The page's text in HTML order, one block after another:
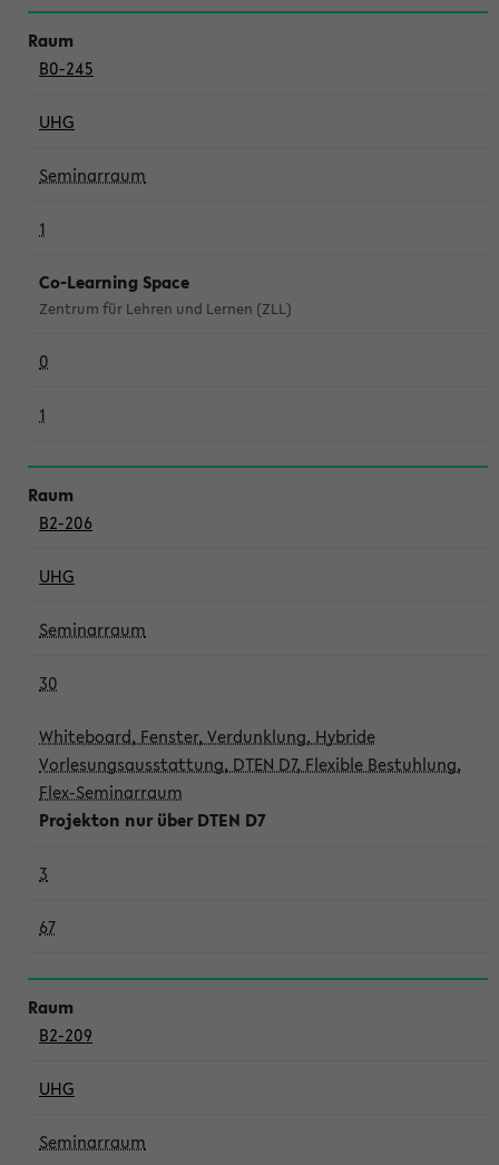
B0-245
UHG
Seminarraum
1
Co-Learning Space
Zentrum für Lehren und Lernen (ZLL)
0
1
B2-206
UHG
Seminarraum
30
Whiteboard, Fenster, Verdunklung, Hybride
Vorlesungsausstattung, DTEN D7, Flexible Bestuhlung,
Flex-Seminarraum
Projekton nur über DTEN D7
3
67
B2-209
UHG
Seminarraum